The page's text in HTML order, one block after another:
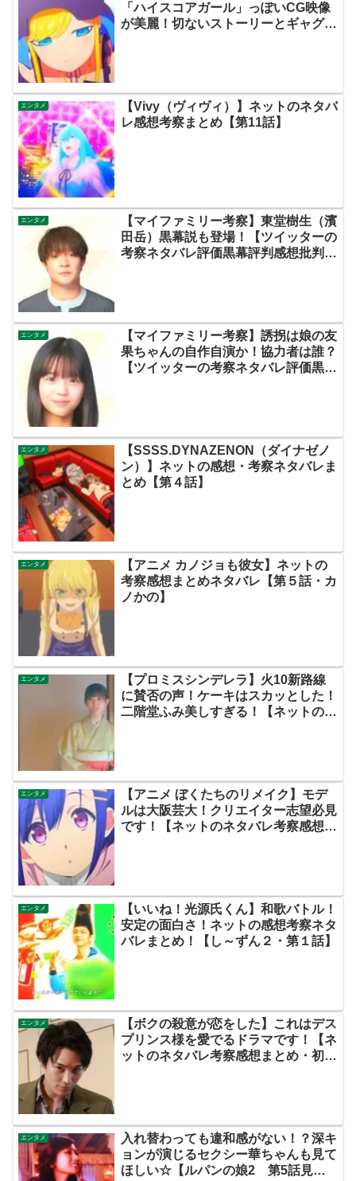
「ハイスコアガール」っぽいCG映像
が美麗！切ないストーリーとギャグ要
エンタメ
【Vivy（ヴィヴィ）】ネットのネタバ
レ感想考察まとめ【第11話】
エンタメ
【マイファミリー考察】東堂樹生（濱
田岳）黒幕説も登場！【ツイッターの
考察ネタバレ評価黒幕評判感想批判原
エンタメ
【マイファミリー考察】誘拐は娘の友
果ちゃんの自作自演か！協力者は誰？
【ツイッターの考察ネタバレ評価黒幕
エンタメ
【SSSS.DYNAZENON（ダイナゼノ
ン）】ネットの感想・考察ネタバレま
とめ【第４話】
エンタメ
【アニメ カノジョも彼女】ネットの
考察感想まとめネタバレ【第５話・カ
ノかの】
エンタメ
【プロミスシンデレラ】火10新路線
に賛否の声！ケーキはスカッとした！
二階堂ふみ美しすぎる！【ネットの考
エンタメ
【アニメ ぼくたちのリメイク】モデ
ルは大阪芸大！クリエイター志望必見
です！【ネットのネタバレ考察感想ま
エンタメ
【いいね！光源氏くん】和歌バトル！
安定の面白さ！ネットの感想考察ネタ
バレまとめ！【し～ずん２・第１話】
エンタメ
【ボクの殺意が恋をした】これはデス
プリンス様を愛でるドラマです！【ネ
ットのネタバレ考察感想まとめ・初回
エンタメ
入れ替わっても違和感がない！？深キ
ョンが演じるセクシー華ちゃんも見て
ほしい☆【ルパンの娘2 第5話見ど